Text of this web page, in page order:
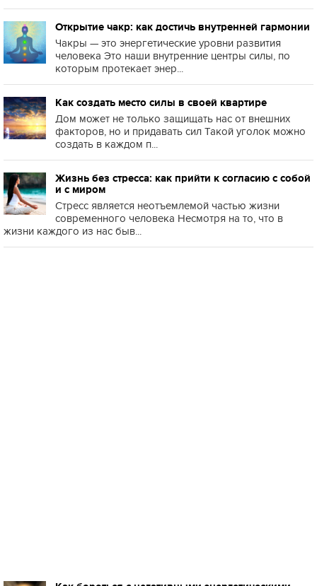
Открытие чакр: как достичь внутренней гармонии
Чакры — это энергетические уровни развития
человека Это наши внутренние центры силы, по
которым протекает энер...
Как создать место силы в своей квартире
Дом может не только защищать нас от внешних
факторов, но и придавать сил Такой уголок можно
создать в каждом п...
Жизнь без стресса: как прийти к согласию с собой
и с миром
Стресс является неотъемлемой частью жизни
современного человека Несмотря на то, что в
жизни каждого из нас быв...